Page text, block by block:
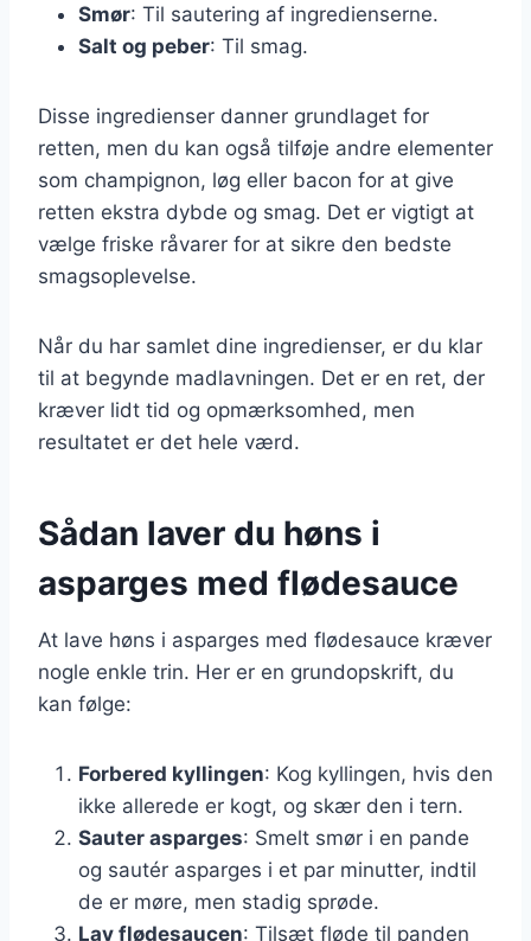
Smør: Til sautering af ingredienserne.
Salt og peber: Til smag.
Disse ingredienser danner grundlaget for
retten, men du kan også tilføje andre elementer
som champignon, løg eller bacon for at give
retten ekstra dybde og smag. Det er vigtigt at
vælge friske råvarer for at sikre den bedste
smagsoplevelse.
Når du har samlet dine ingredienser, er du klar
til at begynde madlavningen. Det er en ret, der
kræver lidt tid og opmærksomhed, men
resultatet er det hele værd.
Sådan laver du høns i
asparges med flødesauce
At lave høns i asparges med flødesauce kræver
nogle enkle trin. Her er en grundopskrift, du
kan følge:
Forbered kyllingen: Kog kyllingen, hvis den
ikke allerede er kogt, og skær den i tern.
Sauter asparges: Smelt smør i en pande
og sautér asparges i et par minutter, indtil
de er møre, men stadig sprøde.
Lav flødesaucen: Tilsæt fløde til panden